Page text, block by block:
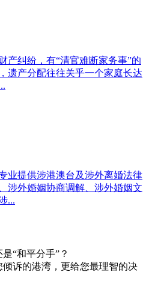
纠纷，有“清官难断家务事”的
遗产分配往往关乎一个家庭长达
提供涉港澳台及涉外离婚法律
涉外婚姻协商调解、涉外婚姻文
...
“和平分手”？
诉的港湾，更给您最理智的决